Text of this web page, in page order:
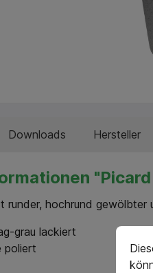
Downloads Hersteller
runder, hochrund
grau lackiert
poliert